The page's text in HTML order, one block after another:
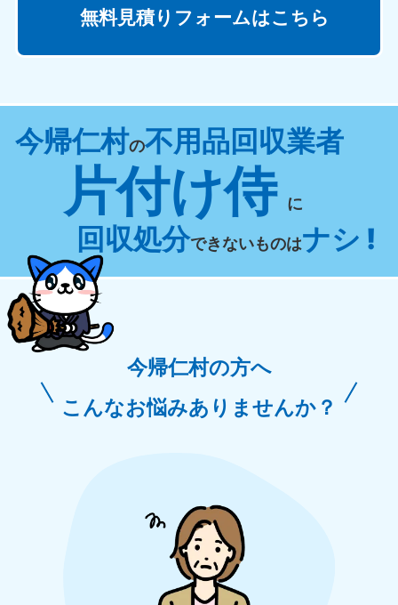
無料見積りフォームはこちら
今帰仁村の不用品回収業者
片付け侍 に
回収処分できないものはナシ !
今帰仁村の方へ
こんなお悩みありませんか？